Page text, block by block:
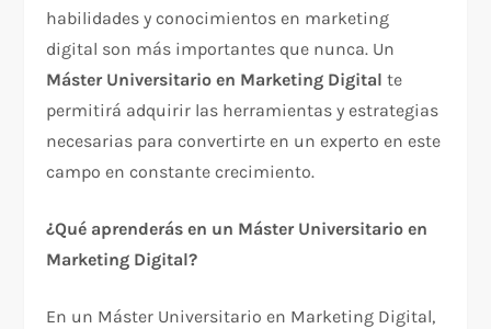
habilidades y conocimientos en marketing
digital son más importantes que nunca. Un
Máster Universitario en Marketing Digital te
permitirá adquirir las herramientas y estrategias
necesarias para convertirte en un experto en este
campo en constante crecimiento.
¿Qué aprenderás en un Máster Universitario en
Marketing Digital?
En un Máster Universitario en Marketing Digital,